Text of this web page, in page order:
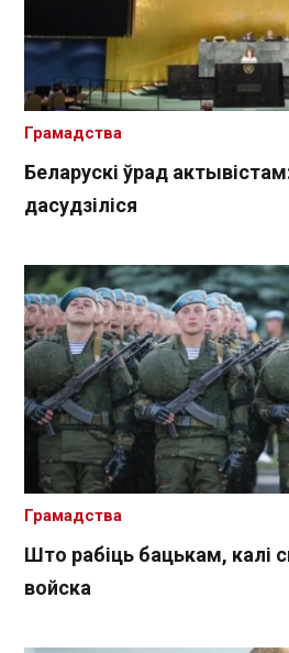
Беларускі ўрад
дасудзіліся
Грамадства
Што рабіць бацькам, калі
войска
Грамадства